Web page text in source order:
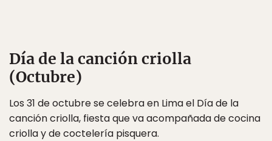
Día de la canción criolla
(Octubre)
Los 31 de octubre se celebra en Lima el Día de la
canción criolla, fiesta que va acompañada de cocina
criolla y de coctelería pisquera.